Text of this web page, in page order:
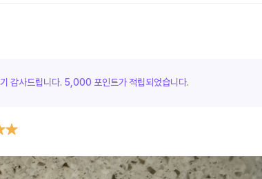
감사드립니다. 5,000 포인트가 적립되었습니다.